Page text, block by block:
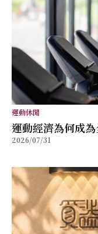
運動休閒
運動經濟為何成
2026/07/31